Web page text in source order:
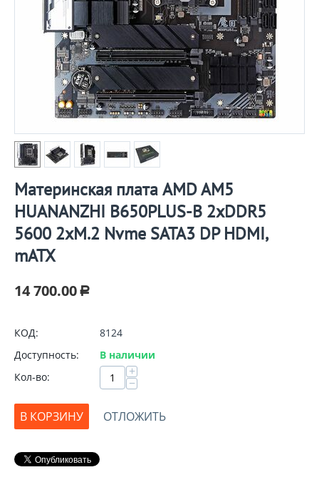
Материнская плата AMD AM5
HUANANZHI B650PLUS-B 2xDDR5
5600 2хM.2 Nvme SATA3 DP HDMI,
mАТХ
14 700.00 Р
КОД:
8124
Доступность:
В наличии
Кол-во:
+
−
В КОРЗИНУ ОТЛОЖИТЬ